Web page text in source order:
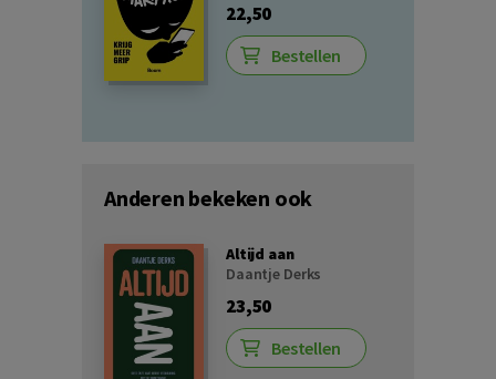
22,50
Bestellen
Anderen bekeken ook
Altijd aan
Daantje Derks
23,50
Bestellen